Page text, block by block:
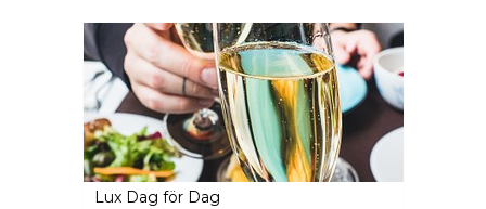
Lux Dag för Dag